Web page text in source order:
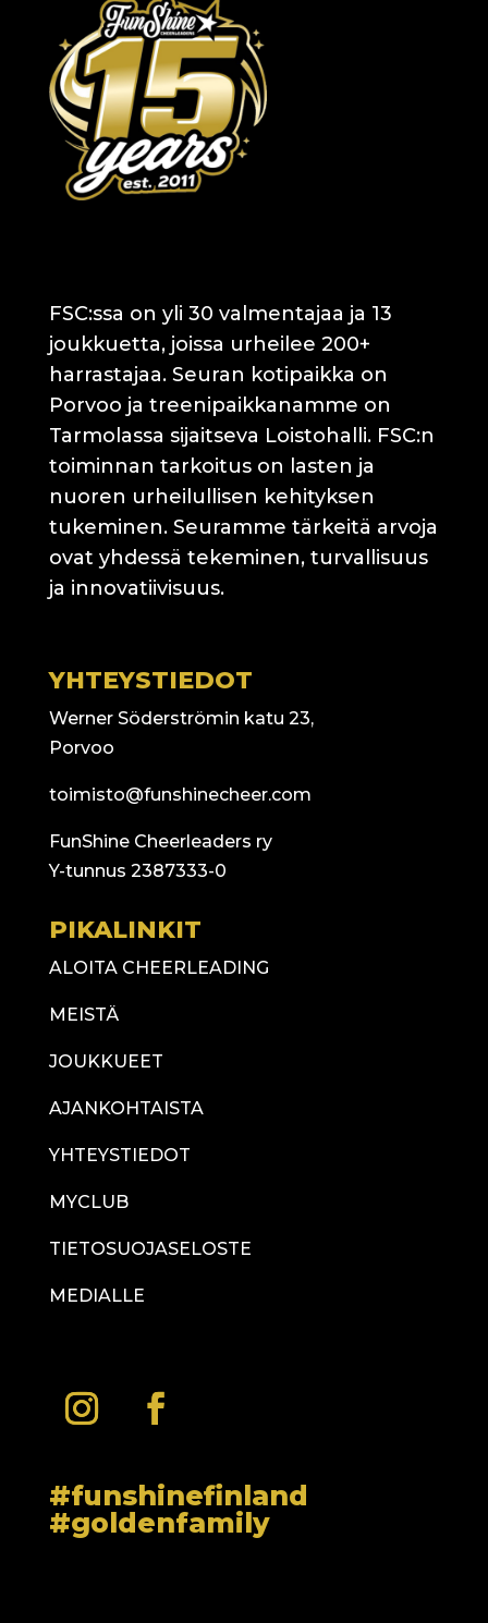
FSC:ssa on yli 30 valmentajaa ja 13
joukkuetta, joissa urheilee 200+
harrastajaa. Seuran kotipaikka on
Porvoo ja treenipaikkanamme on
Tarmolassa sijaitseva Loistohalli. FSC:n
toiminnan tarkoitus on lasten ja
nuoren urheilullisen kehityksen
tukeminen. Seuramme tärkeitä arvoja
ovat yhdessä tekeminen, turvallisuus
ja innovatiivisuus.
YHTEYSTIEDOT
Werner Söderströmin katu 23,
Porvoo
toimisto@funshinecheer.com
FunShine Cheerleaders ry
Y-tunnus 2387333-0
PIKALINKIT
ALOITA CHEERLEADING
MEISTÄ
JOUKKUEET
AJANKOHTAISTA
YHTEYSTIEDOT
MYCLUB
TIETOSUOJASELOSTE
MEDIALLE
#funshinefinland
#goldenfamily